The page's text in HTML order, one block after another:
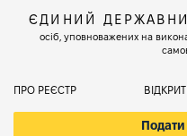
ЄДИНИЙ
осіб, уповноважених на
ПРО РЕЄСТР